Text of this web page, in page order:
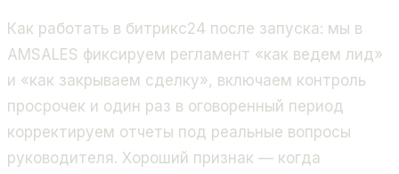
Как работать в битрикс24 после запуска: мы в
AMSALES фиксируем регламент «как ведем лид»
и «как закрываем сделку», включаем контроль
просрочек и один раз в оговоренный период
корректируем отчеты под реальные вопросы
руководителя. Хороший признак — когда